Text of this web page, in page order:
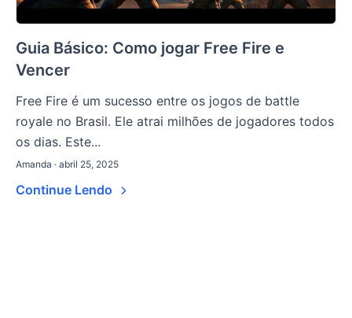
Guia Básico: Como jogar Free Fire e
Vencer
Free Fire é um sucesso entre os jogos de battle
royale no Brasil. Ele atrai milhões de jogadores todos
os dias. Este...
Amanda · abril 25, 2025
Continue Lendo